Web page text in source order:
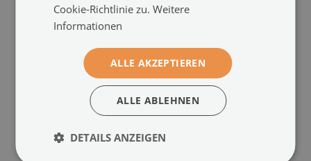
Küchenrückwand
spritzschutz
289639806)
Größe von: 100x50 cm
124.99 €
Küchenrückwand
286186162)
Größe von: 100x50 cm
Cookie-Richtlinie zu.Weitere
Informationen
ALLE AKZEPTIEREN
ALLE ABLEHNEN
DETAILS ANZEIGEN